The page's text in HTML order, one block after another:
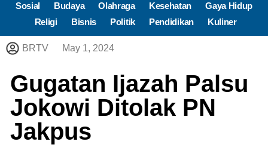
Sosial
Budaya Olahraga Kesehatan
Gaya Hidup
Religi
Bisnis Politik Pendidikan Kuliner
BRTV May 1, 2024
Gugatan Ijazah Palsu
Jokowi Ditolak PN
Jakpus